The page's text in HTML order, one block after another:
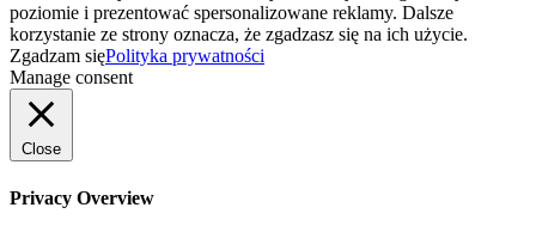
poziomie i prezentować spersonalizowane reklamy. Dalsze
korzystanie ze strony oznacza, że zgadzasz się na ich użycie.
Zgadzam sięPolityka prywatności
Manage consent
Close
Privacy Overview